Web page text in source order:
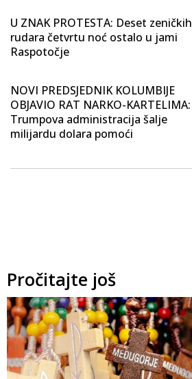
U ZNAK PROTESTA: Deset zeničkih
rudara četvrtu noć ostalo u jami
Raspotočje
NOVI PREDSJEDNIK KOLUMBIJE
OBJAVIO RAT NARKO-KARTELIMA:
Trumpova administracija šalje
milijardu dolara pomoći
Pročitajte još